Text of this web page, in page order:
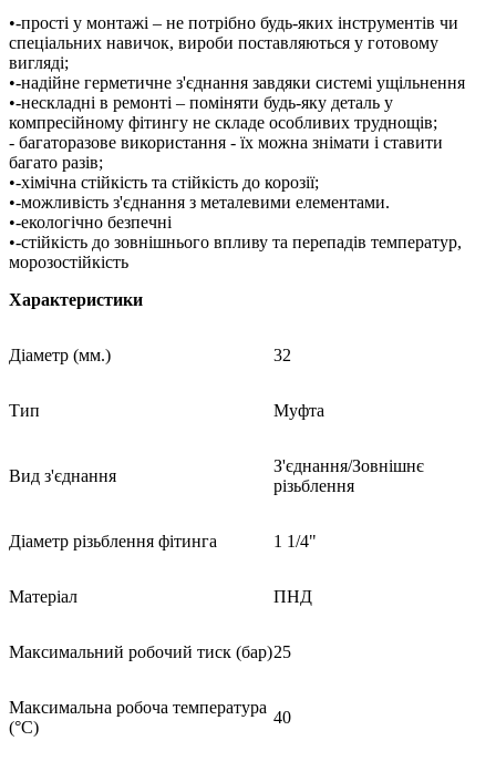
•-прості у монтажі – не потрібно будь-яких інструментів чи
спеціальних навичок, вироби поставляються у готовому
вигляді;
•-надійне герметичне з'єднання завдяки системі ущільнення
•-нескладні в ремонті – поміняти будь-яку деталь у
компресійному фітингу не складе особливих труднощів;
- багаторазове використання - їх можна знімати і ставити
багато разів;
•-хімічна стійкість та стійкість до корозії;
•-можливість з'єднання з металевими елементами.
•-екологічно безпечні
•-стійкість до зовнішнього впливу та перепадів температур,
морозостійкість
Характеристики
Діаметр (мм.) 32
Тип Муфта
Вид з'єднання
З'єднання/Зовнішнє
різьблення
Діаметр різьблення фітинга 1 1/4"
Матеріал ПНД
Максимальний робочий тиск (бар)25
Максимальна робоча температура
(°С)
40